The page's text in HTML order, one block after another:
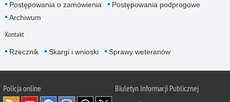
Postępowania o zamówienia
Postępowania podprogowe
Archiwum
Kontakt
Rzecznik Skargi i wnioski Sprawy weteranów
Policjaonline
Biuletyn Informacji Publicznej